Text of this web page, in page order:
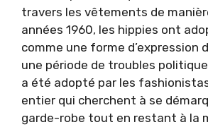
travers les vêtements de
années 1960, les hippies ont
comme une forme d’expression
une période de troubles
a été adopté par les
entier qui cherchent à se
garde-robe tout en restant à la